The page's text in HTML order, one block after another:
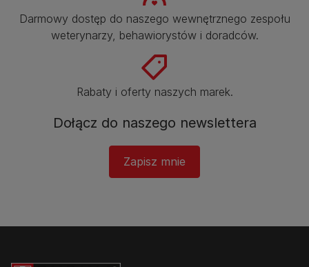
Darmowy dostęp do naszego wewnętrznego zespołu
weterynarzy, behawiorystów i doradców.​
Rabaty i oferty naszych marek.​
Dołącz do naszego newslettera​
Zapisz mnie